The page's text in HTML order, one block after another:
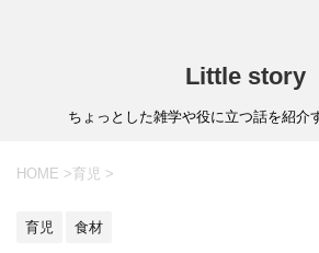
Little story
ちょっとした雑学や役に立つ話を紹介
HOME >育児 >
育児 食材